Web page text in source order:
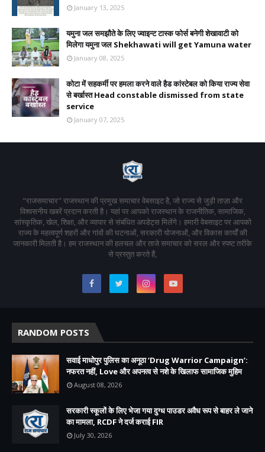
January 13, 2025
यमुना जल समझौते के लिए ज्वाइन्ट टास्क फोर्स बनेगी शेखावाटी को
मिलेगा यमुना जल Shekhawati will get Yamuna water
January 08, 2025
कोटा में सहकर्मी पर हमला करने वाले हैड कांस्टेबल को किया राज्य सेवा
से बर्खास्त Head constable dismissed from state
service
January 07, 2025
"राजसमाचार" राजस्थान की प्रमुख समाचार वेबसाइट है, जो राज्य से जुड़ी ताज़ा और
विश्वसनीय खबरें प्रदान करती है। यहां पर आपको राजस्थान के राजनीतिक, सामाजिक,
सांस्कृतिक, खेल, शिक्षा, और व्यापार से संबंधित अपडेट्स मिलेंगे। हमारी वेबसाइट पर आपको
राज्य के महत्वपूर्ण शहरों और गांवों की घटनाओं, सरकारी योजनाओं, और विकास कार्यों की
जानकारी मिलती है। हम राजस्थान की हलचल और ताजे समाचार को सरल और स्पष्ट तरीके
से प्रस्तुत करते हैं,
RANDOM POSTS
सवाई माधोपुर पुलिस का अनूठा ‘Drug Warrior Campaign’:
नफरत नहीं, Love और अपनत्व से नशे के खिलाफ सामाजिक मुहिम
August 08, 2026
सरकारी स्कूलों के लिए भेजा गया दुग्ध पाउडर अवैध रूप से बाहर ले जाने
का मामला, RCDF ने दर्ज कराई FIR
July 30, 2026